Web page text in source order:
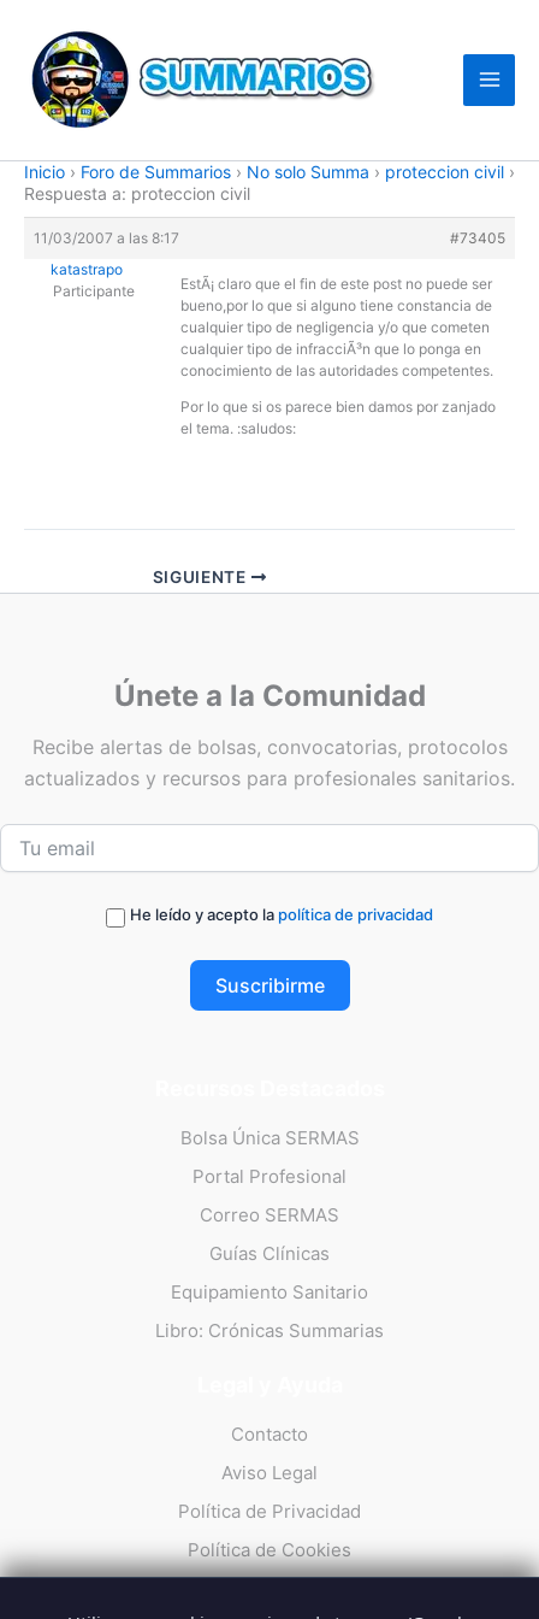
contenido
Inicio › Foro de Summarios › No solo Summa › proteccion civil ›
Respuesta a: proteccion civil
11/03/2007 a las 8:17
#73405
katastrapo
Participante
EstÃ¡ claro que el fin de este post no puede ser
bueno,por lo que si alguno tiene constancia de
cualquier tipo de negligencia y/o que cometen
cualquier tipo de infracciÃ³n que lo ponga en
conocimiento de las autoridades competentes.
Por lo que si os parece bien damos por zanjado
el tema. :saludos:
SIGUIENTE
Únete a la Comunidad
Recibe alertas de bolsas, convocatorias, protocolos
actualizados y recursos para profesionales sanitarios.
He leído y acepto la política de privacidad
Suscribirme
Bolsa Única SERMAS
Portal Profesional
Correo SERMAS
Guías Clínicas
Equipamiento Sanitario
Libro: Crónicas Summarias
Contacto
Aviso Legal
Política de Privacidad
Política de Cookies